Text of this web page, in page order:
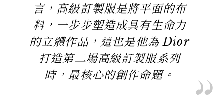
言，高級訂製服是將平面的布
料，一步步塑造成具有生命力
的立體作品，這也是他為 Dior
打造第二場高級訂製服系列
時，最核心的創作命題。